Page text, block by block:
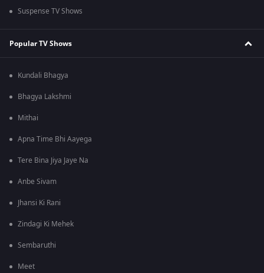
Suspense TV Shows
Popular TV Shows
Kundali Bhagya
Bhagya Lakshmi
Mithai
Apna Time Bhi Aayega
Tere Bina Jiya Jaye Na
Anbe Sivam
Jhansi Ki Rani
Zindagi Ki Mehek
Sembaruthi
Meet